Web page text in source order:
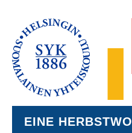
EINE